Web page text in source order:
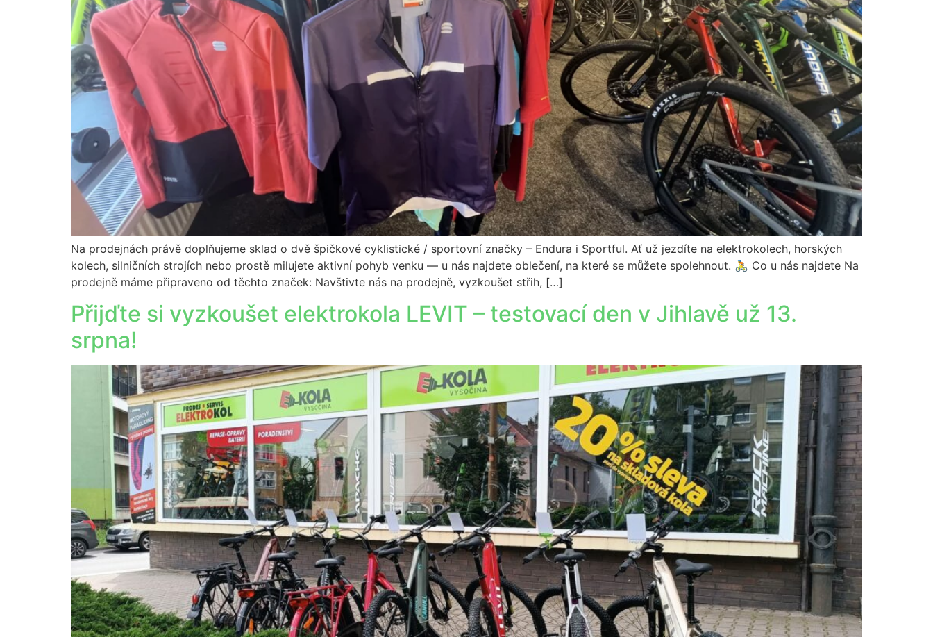
Na prodejnách právě doplňujeme sklad o dvě špičkové cyklistické / sportovní značky – Endura i Sportful. Ať už jezdíte na elektrokolech, horských
kolech, silničních stro­jích nebo prostě milujete aktivní pohyb venku — u nás najdete oblečení, na které se můžete spolehnout. 🚴 Co u nás najdete Na
prodejně máme připraveno od těchto značek: Navštivte nás na prodejně, vyzkoušet střih, […]
Přijďte si vyzkoušet elektrokola LEVIT – testovací den v Jihlavě už 13.
srpna!